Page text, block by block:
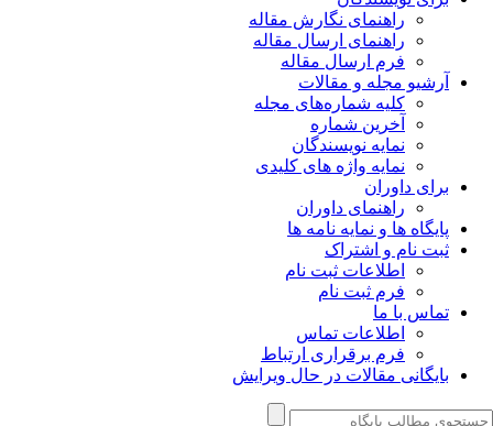
راهنمای نگارش مقاله
راهنمای ارسال مقاله
فرم ارسال مقاله
آرشیو مجله و مقالات
کلیه شماره‌های مجله
آخرین شماره
نمایه نویسندگان
نمایه واژه های کلیدی
برای داوران
راهنمای داوران
پایگاه ها و نمایه نامه ها
ثبت نام و اشتراک
اطلاعات ثبت نام
فرم ثبت نام
تماس با ما
اطلاعات تماس
فرم برقراری ارتباط
بایگانی مقالات در حال ویرایش